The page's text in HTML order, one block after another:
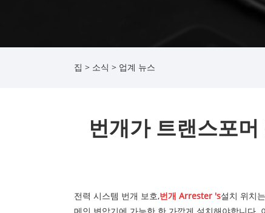
집 > 소식 > 업계 뉴스
번개가 트랜스포
전력 시스템 번개 보호,번개 Arrester 's설치 위치